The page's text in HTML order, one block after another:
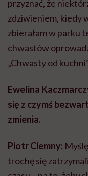
przyznać, że
zdziwieniem, kiedy
zbierałam w parku
chwastów
„Chwasty od
Ewelina
się z czymś
zmienia.
Piotr Ciemny:
trochę się